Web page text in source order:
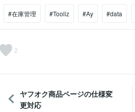
#在庫管理 #Tooliz #Ay #data
2
ヤフオク商品ページの仕様変
更対応